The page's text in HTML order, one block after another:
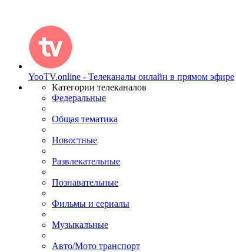
YooTV.online - Телеканалы онлайн в прямом эфире
Категории телеканалов
Федеральные
Общая тематика
Новостные
Развлекательные
Познавательные
Фильмы и сериалы
Музыкальные
Авто/Мото транспорт